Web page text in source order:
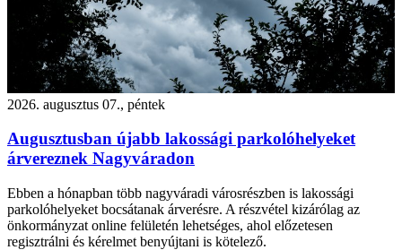
2026. augusztus 07., péntek
Augusztusban újabb lakossági parkolóhelyeket
árvereznek Nagyváradon
Ebben a hónapban több nagyváradi városrészben is lakossági
parkolóhelyeket bocsátanak árverésre. A részvétel kizárólag az
önkormányzat online felületén lehetséges, ahol előzetesen
regisztrálni és kérelmet benyújtani is kötelező.